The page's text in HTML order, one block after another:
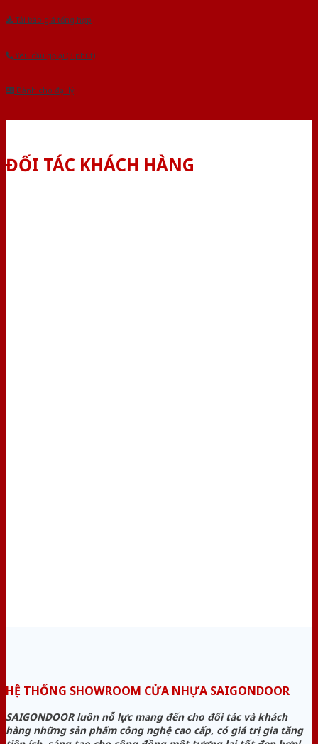
Tải báo giá tổng hợp
Yêu cầu gọi lại (3 phút)
Dành cho đại lý
ĐỐI TÁC KHÁCH HÀNG
HỆ THỐNG SHOWROOM CỬA NHỰA SAIGONDOOR
SAIGONDOOR luôn nỗ lực mang đến cho đối tác và khách
hàng những sản phẩm công nghệ cao cấp, có giá trị gia tăng